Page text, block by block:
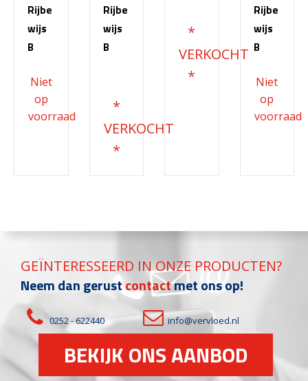
Rijbe
wijs
B
Rijbe
wijs
B
Rijbe
wijs
B
GEÏNTERESSEERD IN ONZE PRODUCTEN?
Neem dan gerustcontactmet ons op!
0252 - 622440 info@vervloed.nl
BEKIJK ONS AANBOD